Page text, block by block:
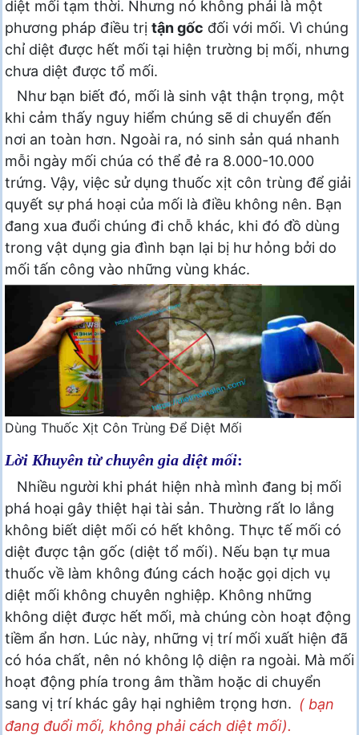
diệt mối tạm thời. Nhưng nó không phải là một
phương pháp điều trị tận gốc đối với mối. Vì chúng
chỉ diệt được hết mối tại hiện trường bị mối, nhưng
chưa diệt được tổ mối.
Như bạn biết đó, mối là sinh vật thận trọng, một
khi cảm thấy nguy hiểm chúng sẽ di chuyển đến
nơi an toàn hơn. Ngoài ra, nó sinh sản quá nhanh
mỗi ngày mối chúa có thể đẻ ra 8.000-10.000
trứng. Vậy, việc sử dụng thuốc xịt côn trùng để giải
quyết sự phá hoại của mối là điều không nên. Bạn
đang xua đuổi chúng đi chỗ khác, khi đó đồ dùng
trong vật dụng gia đình bạn lại bị hư hỏng bởi do
mối tấn công vào những vùng khác.
Dùng Thuốc Xịt Côn Trùng Để Diệt Mối
Lời Khuyên từ chuyên gia diệt mối:
Nhiều người khi phát hiện nhà mình đang bị mối
phá hoại gây thiệt hại tài sản. Thường rất lo lắng
không biết diệt mối có hết không. Thực tế mối có
diệt được tận gốc (diệt tổ mối). Nếu bạn tự mua
thuốc về làm không đúng cách hoặc gọi dịch vụ
diệt mối không chuyên nghiệp. Không những
không diệt được hết mối, mà chúng còn hoạt động
tiềm ẩn hơn. Lúc này, những vị trí mối xuất hiện đã
có hóa chất, nên nó không lộ diện ra ngoài. Mà mối
hoạt động phía trong âm thầm hoặc di chuyển
sang vị trí khác gây hại nghiêm trọng hơn. ( bạn
đang đuổi mối, không phải cách diệt mối).